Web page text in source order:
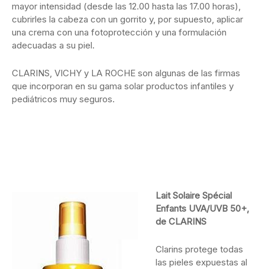
mayor intensidad (desde las 12.00 hasta las 17.00 horas),
cubrirles la cabeza con un gorrito y, por supuesto, aplicar
una crema con una fotoprotección y una formulación
adecuadas a su piel.
CLARINS, VICHY y LA ROCHE son algunas de las firmas
que incorporan en su gama solar productos infantiles y
pediátricos muy seguros.
Lait Solaire Spécial
Enfants UVA/UVB 50+,
de CLARINS
Clarins protege todas
las pieles expuestas al